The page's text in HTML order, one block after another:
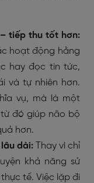
tiếp thu tốt hơn:
hoạt động hằng
hay đọc tin tức,
và tự nhiên hơn.
vụ, mà là một
đó giúp não bộ
hơn.
dài:
Thay vì chỉ
khả năng sử
tế. Việc lặp đi